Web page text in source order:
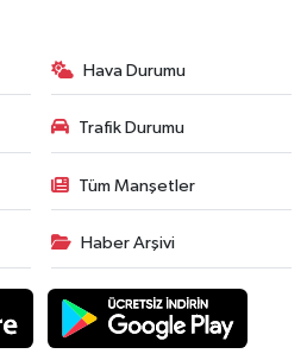
Hava Durumu
Trafik Durumu
Tüm Manşetler
Haber Arşivi